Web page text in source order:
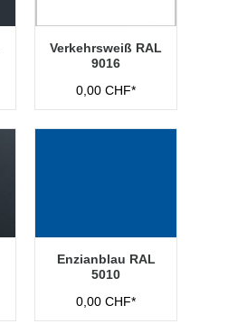
Verkehrsweiß RAL
9016
0,00 CHF*
Enzianblau RAL
5010
0,00 CHF*